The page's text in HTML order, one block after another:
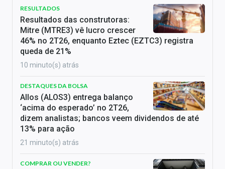
RESULTADOS
Resultados das construtoras:
Mitre (MTRE3) vê lucro crescer
46% no 2T26, enquanto Eztec (EZTC3) registra
queda de 21%
10 minuto(s) atrás
DESTAQUES DA BOLSA
Allos (ALOS3) entrega balanço
‘acima do esperado’ no 2T26,
dizem analistas; bancos veem dividendos de até
13% para ação
21 minuto(s) atrás
COMPRAR OU VENDER?